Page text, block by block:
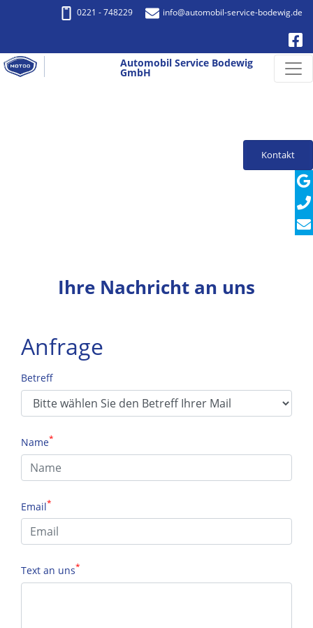
0221 - 748229 info@automobil-service-bodewig.de
Automobil Service Bodewig
GmbH
Ihre Nachricht an uns
Anfrage
Betreff
Name*
Email*
Text an uns*
Kontakt